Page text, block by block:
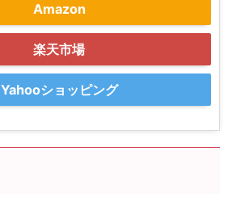
Amazon
楽天市場
Yahooショッピング